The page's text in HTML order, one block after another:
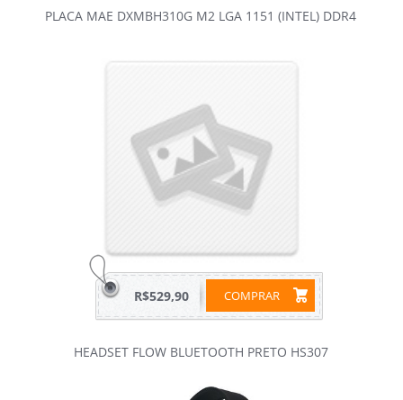
PLACA MAE DXMBH310G M2 LGA 1151 (INTEL) DDR4
COMPRAR
R$529,90
HEADSET FLOW BLUETOOTH PRETO HS307